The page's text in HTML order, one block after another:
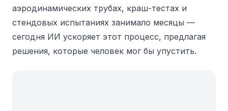
аэродинамических трубах, краш-тестах и
стендовых испытаниях занимало месяцы —
сегодня ИИ ускоряет этот процесс, предлагая
решения, которые человек мог бы упустить.